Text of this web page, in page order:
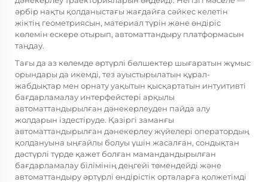
әрбір нақты қолданыстағы жағдайға сәйкес келетін
жіктің геометриясын, материал түрін және өндіріс
көлемін ескере отырып, автоматтандыру платформасын
таңдау.
Тағы да аз көлемде әртүрлі бөлшектер шығаратын жұмыс
орындары да икемді, тез ауыстырылатын құрал-
жабдықтар мен орнату уақытын қысқартатын интуитивті
бағдарламалау интерфейстері арқылы
автоматтандырылған дәнекерлеуден пайда алу
жолдарын іздестіруде. Қазіргі заманғы
автоматтандырылған дәнекерлеу жүйелері оператордың
қолдануына ыңғайлы болуы үшін жасалған, сондықтан
дәстүрлі түрде қажет болған мамандандырылған
бағдарламалау білімінің деңгейі төмендейді және
автоматтандыру әртүрлі өндірістік орталарға қолжетімді